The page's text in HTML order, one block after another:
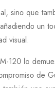
sino que
un
visual.
120 lo
de